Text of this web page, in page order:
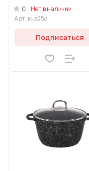
золото)
0
Нет в наличии
Арт. кчз25а
Подписаться